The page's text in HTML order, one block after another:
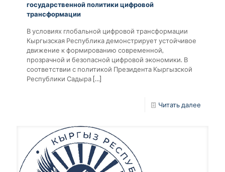
государственной политики цифровой
трансформации
В условиях глобальной цифровой трансформации
Кыргызская Республика демонстрирует устойчивое
движение к формированию современной,
прозрачной и безопасной цифровой экономики. В
соответствии с политикой Президента Кыргызской
Республики Садыра […]
Читать далее